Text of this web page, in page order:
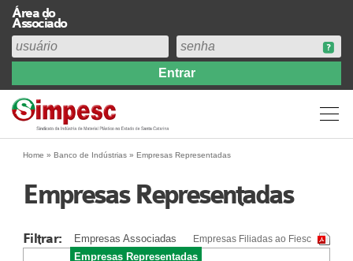
Área do
Associado
Institucional
Perfil
Diretoria
Abrangência
Acervo
Home » Banco de Indústrias » Empresas Representadas
Empresas Representadas
Empresas Filiadas ao Fiesc
Filtrar:
Empresas Associadas
Empresas Representadas